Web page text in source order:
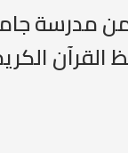
مدرسة
القرآن